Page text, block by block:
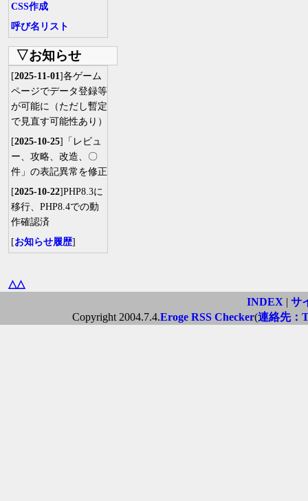
CSS作成
呼び名リスト
▽お知らせ
[2025-11-01]各ゲーム
ページでデータ登録等
が可能に（ただし暫定
で見直す可能性あり）
[2025-10-25]「レビュ
ー、攻略、改造、〇
件」の表記異常を修正
[2025-10-22]PHP8.3に
移行、PHP8.4での動
作確認済
[お知らせ履歴]
△△
INDEX | サ
Copyright 2004.7.4.Eroge RSS Checker(連絡先：